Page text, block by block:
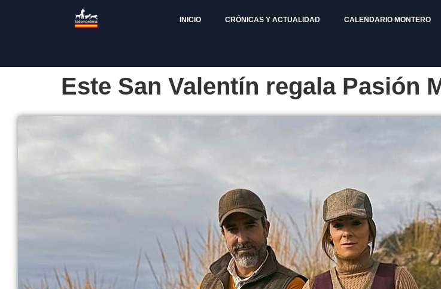
INICIO CRÓNICAS Y ACTUALIDAD CALENDARIO MONTERO
Este San Valentín regala Pasión